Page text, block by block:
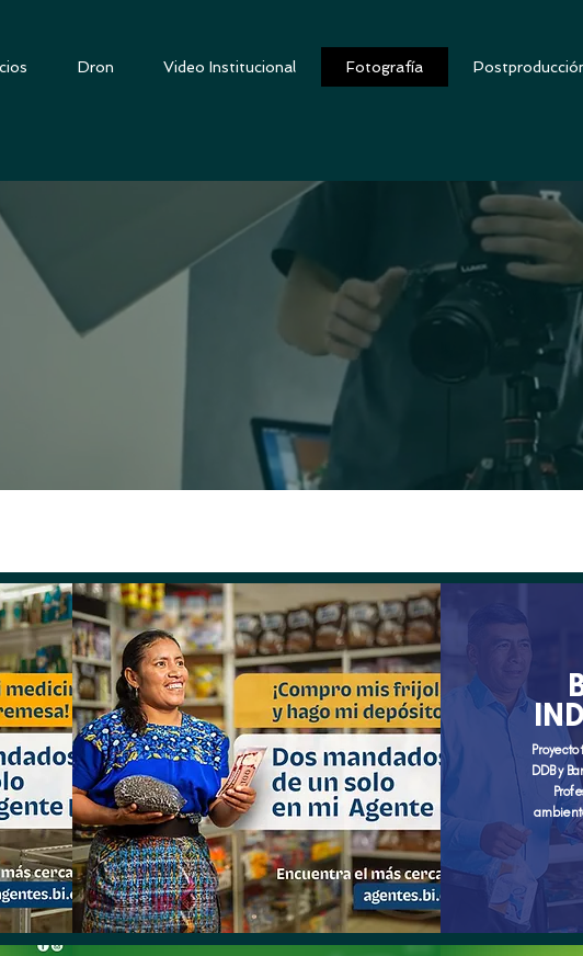
Dron Video Institucional Fotografía
Fotografía publicitaria
En ChapinFilms somos expertos en Fotografía Profesional.
Fotografía Corporativa, Fotografía Publicitaria, Fotografía de
Fotografía para Empresas, Fotografía de Eventos entre
Fotógrafos Profesionales y el equipo técnico más moderno del
cámaras de última generación nos permiten ofrecerte las mejores
DDB y